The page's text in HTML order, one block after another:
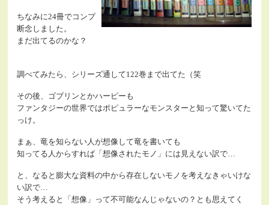
ちなみに24冊でコンプ
断念しました。
まだ出てるのかな？
調べてみたら、シリーズ通して122巻まで出てた（笑
その後、ゴブリンとかハーピーも
ファンタジーの世界ではポピュラーなモンスターと知って驚いてた
っけ。
まぁ、竜を知らない人が想像して竜を書いても
知ってる人からすれば「想像されたモノ」には見えない訳で…
と、なると膨大な資料の中から存在しないモノを考えなきゃいけな
い訳で…
そう考えると「想像」って不可能なんじゃないの？とも思えてく